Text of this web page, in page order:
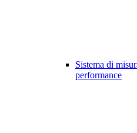
Sistema di
performance